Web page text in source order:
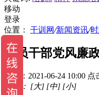
移动
登录
位置：
干训网/新闻资讯/
党员干部党风廉
时间：2021-06-24 10:00 点
字体： [大] [中] [小]